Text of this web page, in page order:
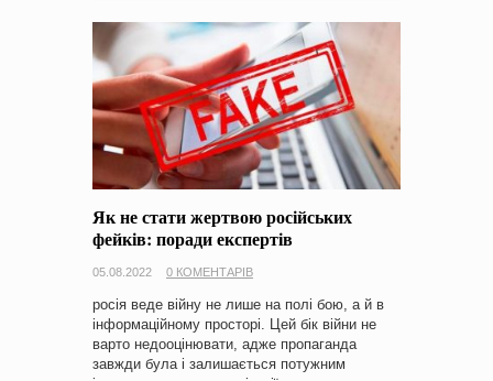
Як не стати жертвою російських
фейків: поради експертів
05.08.2022 0 КОМЕНТАРІВ
росія веде війну не лише на полі бою, а й в
інформаційному просторі. Цей бік війни не
варто недооцінювати, адже пропаганда
завжди була і залишається потужним